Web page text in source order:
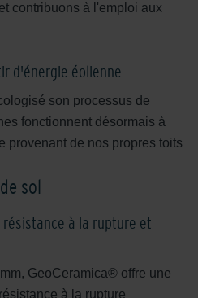
contribuons à l'emploi aux
d'énergie éolienne
son processus de
fonctionnent désormais à
provenant de nos propres toits
sol
à la rupture et
GeoCeramica® offre une
à la rupture